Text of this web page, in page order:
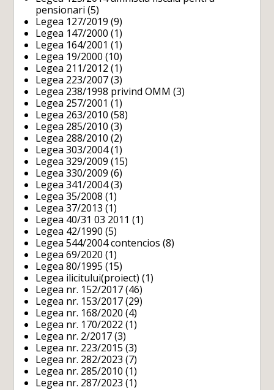
pensionari (5)
Legea 127/2019 (9)
Legea 147/2000 (1)
Legea 164/2001 (1)
Legea 19/2000 (10)
Legea 211/2012 (1)
Legea 223/2007 (3)
Legea 238/1998 privind OMM (3)
Legea 257/2001 (1)
Legea 263/2010 (58)
Legea 285/2010 (3)
Legea 288/2010 (2)
Legea 303/2004(1)
Legea 329/2009 (15)
Legea 330/2009 (6)
Legea 341/2004(3)
Legea 35/2008 (1)
Legea 37/2013 (1)
Legea 40/31 03 2011 (1)
Legea 42/1990 (5)
Legea 544/2004 contencios (8)
Legea 69/2020 (1)
Legea 80/1995 (15)
Legea ilicitului(proiect) (1)
Legea nr. 152/2017 (46)
Legea nr. 153/2017 (29)
Legea nr. 168/2020 (4)
Legea nr. 170/2022 (1)
Legea nr. 2/2017 (3)
Legea nr. 223/2015 (3)
Legea nr. 282/2023 (7)
Legea nr. 285/2010 (1)
Legea nr. 287/2023 (1)